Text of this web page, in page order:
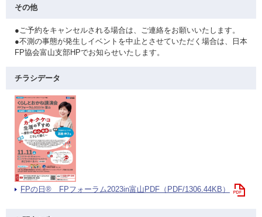
その他
●ご予約をキャンセルされる場合は、ご連絡をお願いいたします。
●不測の事態が発生しイベントを中止とさせていただく場合は、日本
FP協会富山支部HPでお知らせいたします。
チラシデータ
FPの日® FPフォーラム2023in富山PDF（PDF/1306.44KB）